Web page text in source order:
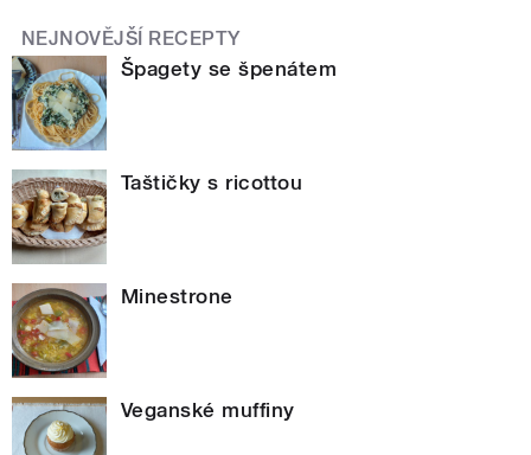
NEJNOVĚJŠÍ RECEPTY
Špagety se špenátem
Taštičky s ricottou
Minestrone
Veganské muffiny